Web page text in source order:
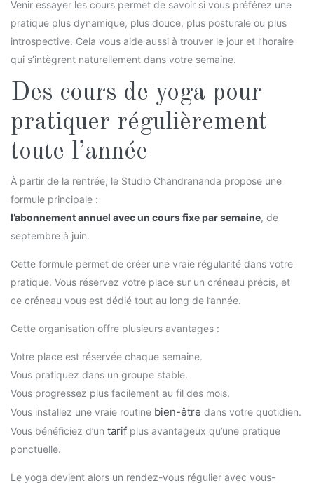
Venir essayer les cours permet de savoir si vous préférez une
pratique plus dynamique, plus douce, plus posturale ou plus
introspective. Cela vous aide aussi à trouver le jour et l’horaire
qui s’intègrent naturellement dans votre semaine.
Des cours de yoga pour
pratiquer régulièrement
toute l’année
À partir de la rentrée, le Studio Chandrananda propose une
formule principale :
l’abonnement annuel avec un cours fixe par semaine, de
septembre à juin.
Cette formule permet de créer une vraie régularité dans votre
pratique. Vous réservez votre place sur un créneau précis, et
ce créneau vous est dédié tout au long de l’année.
Cette organisation offre plusieurs avantages :
Votre place est réservée chaque semaine.
Vous pratiquez dans un groupe stable.
Vous progressez plus facilement au fil des mois.
Vous installez une vraie routine bien-être dans votre quotidien.
Vous bénéficiez d’un tarif plus avantageux qu’une pratique
ponctuelle.
Le yoga devient alors un rendez-vous régulier avec vous-